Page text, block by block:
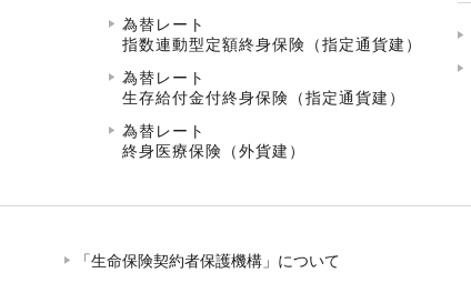
為替レート
指数連動型定額終身保険（指定通貨建）
為替レート
生存給付金付終身保険（指定通貨建）
為替レート
終身医療保険（外貨建）
「生命保険契約者保護機構」について